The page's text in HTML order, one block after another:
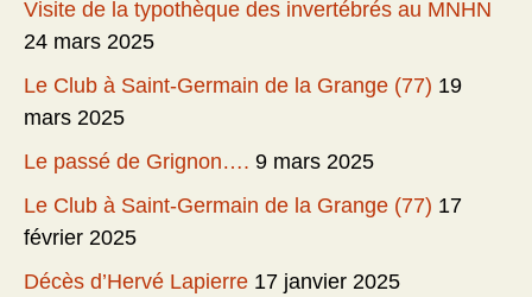
Visite de la typothèque des invertébrés au MNHN
24 mars 2025
Le Club à Saint-Germain de la Grange (77) 19
mars 2025
Le passé de Grignon…. 9 mars 2025
Le Club à Saint-Germain de la Grange (77) 17
février 2025
Décès d’Hervé Lapierre 17 janvier 2025